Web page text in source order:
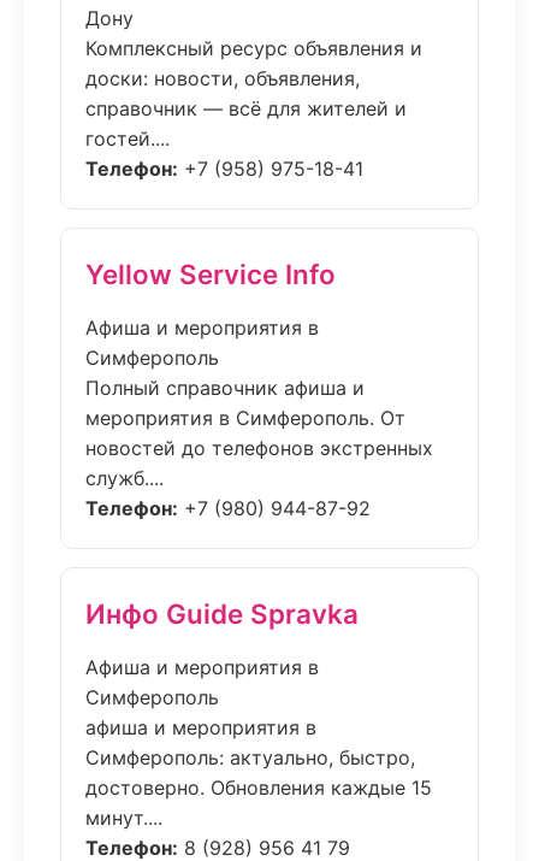
Дону
Комплексный ресурс объявления и
доски: новости, объявления,
справочник — всё для жителей и
гостей....
Телефон: +7 (958) 975-18-41
Yellow Service Info
Афиша и мероприятия в
Симферополь
Полный справочник афиша и
мероприятия в Симферополь. От
новостей до телефонов экстренных
служб....
Телефон: +7 (980) 944-87-92
Инфо Guide Spravka
Афиша и мероприятия в
Симферополь
афиша и мероприятия в
Симферополь: актуально, быстро,
достоверно. Обновления каждые 15
минут....
Телефон: 8 (928) 956 41 79